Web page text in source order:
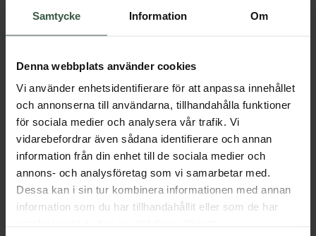
Samtycke Information Om
Denna webbplats använder cookies
Vi använder enhetsidentifierare för att anpassa innehållet
och annonserna till användarna, tillhandahålla funktioner
för sociala medier och analysera vår trafik. Vi
vidarebefordrar även sådana identifierare och annan
information från din enhet till de sociala medier och
annons- och analysföretag som vi samarbetar med.
Dessa kan i sin tur kombinera informationen med annan
information som du har tillhandahållit eller som de har